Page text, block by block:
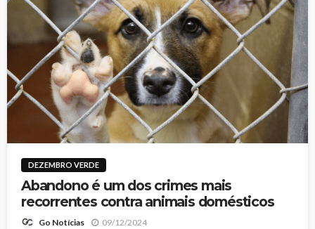
DEZEMBRO VERDE
Abandono é um dos crimes mais
recorrentes contra animais domésticos
Go Notícias 09/12/2024